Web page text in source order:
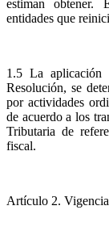
estiman obtener.
entidades que
1.5 La aplicación
Resolución, se
por actividades
de acuerdo a los
Tributaria de
fiscal.
Artículo 2.